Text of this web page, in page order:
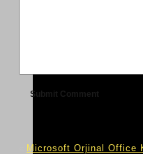
Microsoft Orjinal Office